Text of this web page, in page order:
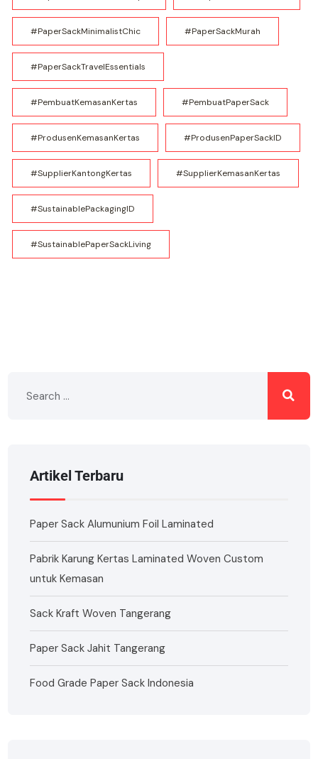
#PaperSackMinimalistChic #PaperSackMurah
#PaperSackTravelEssentials
#PembuatKemasanKertas #PembuatPaperSack
#ProdusenKemasanKertas #ProdusenPaperSackID
#SupplierKantongKertas #SupplierKemasanKertas
#SustainablePackagingID
#SustainablePaperSackLiving
Artikel Terbaru
Paper Sack Alumunium Foil Laminated
Pabrik Karung Kertas Laminated Woven Custom
untuk Kemasan
Sack Kraft Woven Tangerang
Paper Sack Jahit Tangerang
Food Grade Paper Sack Indonesia